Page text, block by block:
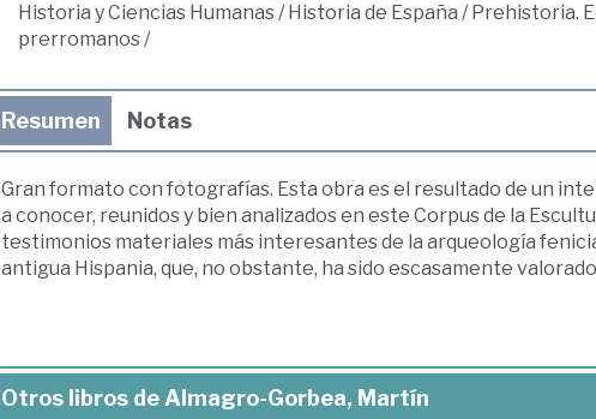
Historia y Ciencias Humanas/ Historia de España / Prehistoria.
prerromanos/
Resumen Notas
Gran formato con fotografías. Esta obra es el resultado de un
a conocer, reunidos y bien analizados en este Corpus de la
testimonios materiales más interesantes de la arqueología
antigua Hispania, que, no obstante, ha sido escasamente
Otros libros de Almagro-Gorbea, Martín